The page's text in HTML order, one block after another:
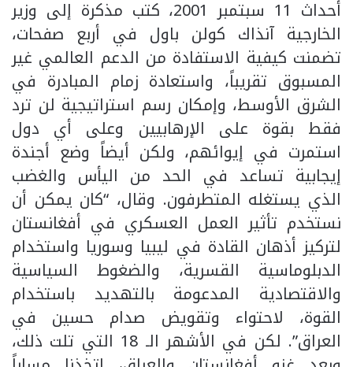
أحداث 11 سبتمبر 2001، كتب مذكرة إلى وزير
الخارجية آنذاك كولن باول في أربع صفحات،
تضمنت كيفية الاستفادة من الدعم العالمي غير
المسبوق تقريباً، واستعادة زمام المبادرة في
الشرق الأوسط، وإمكان رسم استراتيجية لن ترد
فقط بقوة على الإرهابيين وعلى أي دول
استمرت في إيوائهم، ولكن أيضاً وضع أجندة
إيجابية تساعد في الحد من اليأس والغضب
الذي يستغله المتطرفون. وقال، “كان يمكن أن
نستخدم تأثير العمل العسكري في أفغانستان
لتركيز أذهان القادة في ليبيا وسوريا واستخدام
الدبلوماسية القسرية، والضغوط السياسية
والاقتصادية المدعومة بالتهديد باستخدام
القوة، لاحتواء وتقويض صدام حسين في
العراق”. لكن في الأشهر الـ 18 التي تلت ذلك،